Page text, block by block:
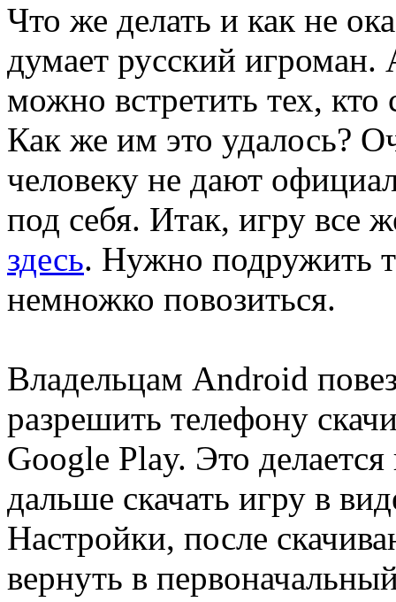
Что же делать и как не
думает русский
можно встретить тех,
Как же им это удалось?
человеку не дают
под себя. Итак, игру все
здесь. Нужно подружить
немножко повозиться.
Владельцам Android
разрешить телефону
Google Play. Это делается
дальше скачать игру в
Настройки, после
вернуть в